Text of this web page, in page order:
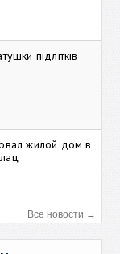
підлітків
жилой дом в
Все новости →